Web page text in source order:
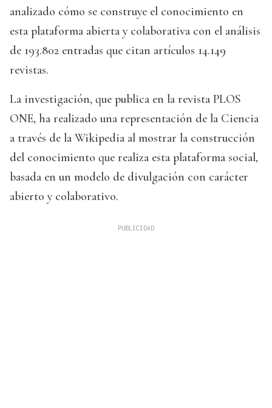
analizado cómo se construye el conocimiento en
esta plataforma abierta y colaborativa con el análisis
de 193.802 entradas que citan artículos 14.149
revistas.
La investigación, que publica en la revista PLOS
ONE, ha realizado una representación de la Ciencia
a través de la Wikipedia al mostrar la construcción
del conocimiento que realiza esta plataforma social,
basada en un modelo de divulgación con carácter
abierto y colaborativo.